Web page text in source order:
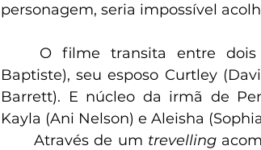
personagem, seria impossível
Baptiste), seu esposo Curtley
Barrett). E núcleo da irmã de
Kayla (Ani Nelson) e Aleisha
	Através de um
trevelling